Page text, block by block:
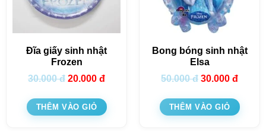
Đĩa giấy sinh nhật
Frozen
30.000đ 20.000 đ
THÊM VÀO GIỎ
Bong bóng sinh nhật
Elsa
50.000đ 30.000 đ
THÊM VÀO GIỎ